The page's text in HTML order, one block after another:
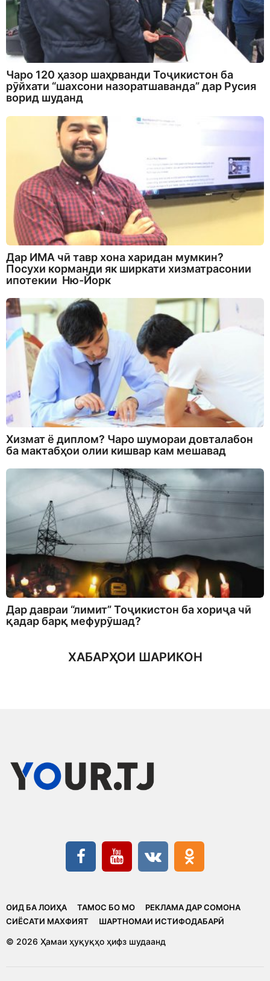
Чаро 120 ҳазор шаҳрванди Тоҷикистон ба
рӯйхати “шахсони назоратшаванда” дар Русия
ворид шуданд
Дар ИМА чӣ тавр хона харидан мумкин?
Посухи корманди як ширкати хизматрасонии
ипотекии Ню-Йорк
Хизмат ё диплом? Чаро шумораи довталабон
ба мактабҳои олии кишвар кам мешавад
Дар давраи “лимит” Тоҷикистон ба хориҷа чӣ
қадар барқ мефурӯшад?
ХАБАРҲОИ ШАРИКОН
ОИД БА ЛОИҲА ТАМОС БО МО
РЕКЛАМА ДАР СОМОНА
CИЁСАТИ МАХФИЯТ
ШАРТНОМАИ ИСТИФОДАБАРӢ
© 2026 Ҳамаи ҳуқуқҳо ҳифз шудаанд